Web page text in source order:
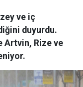
ve iç
duyurdu.
Artvin, Rize ve